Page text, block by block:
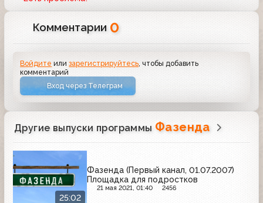
Комментарии 0
Войдите илизарегистрируйтесь , чтобы добавить
комментарий
Вход через Телеграм
Другие выпуски программы Фазенда
25:02
Фазенда (Первый канал, 01.07.2007)
Площадка для подростков
21 мая 2021, 01:40 2456